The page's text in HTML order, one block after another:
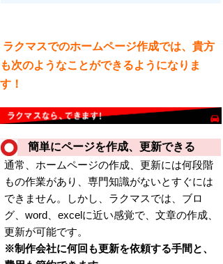
ラクマスでのホームページ作成では、貴方
も次のようなことができるようになりま
す！
簡単にページを作成、更新できる
通常、ホームページの作成、更新には何段階
もの作業があり、専門知識がないとすぐには
できません。しかし、ラクマスでは、ブロ
グ、word、excelに近い感覚で、文章の作成、
更新が可能です。
※制作会社に何回も更新を依頼する手間と、